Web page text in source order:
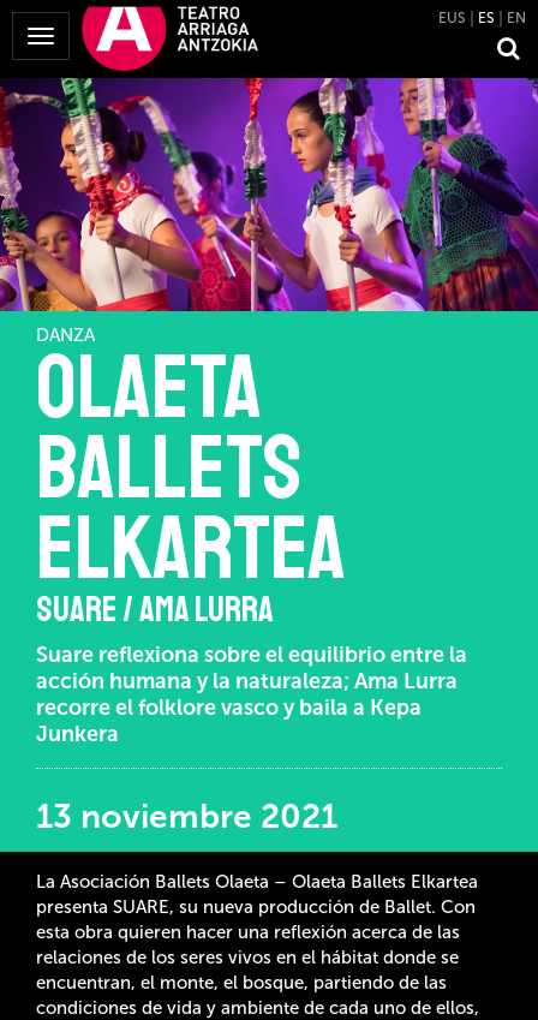
Mostrar
Menú
EUS ES EN
DANZA
Olaeta
Ballets
Elkartea
SUARE / AMA LURRA
Suare reflexiona sobre el equilibrio entre la
acción humana y la naturaleza; Ama Lurra
recorre el folklore vasco y baila a Kepa
Junkera
13 noviembre 2021
La Asociación Ballets Olaeta – Olaeta Ballets Elkartea
presenta SUARE, su nueva producción de Ballet. Con
esta obra quieren hacer una reflexión acerca de las
relaciones de los seres vivos en el hábitat donde se
encuentran, el monte, el bosque, partiendo de las
condiciones de vida y ambiente de cada uno de ellos,